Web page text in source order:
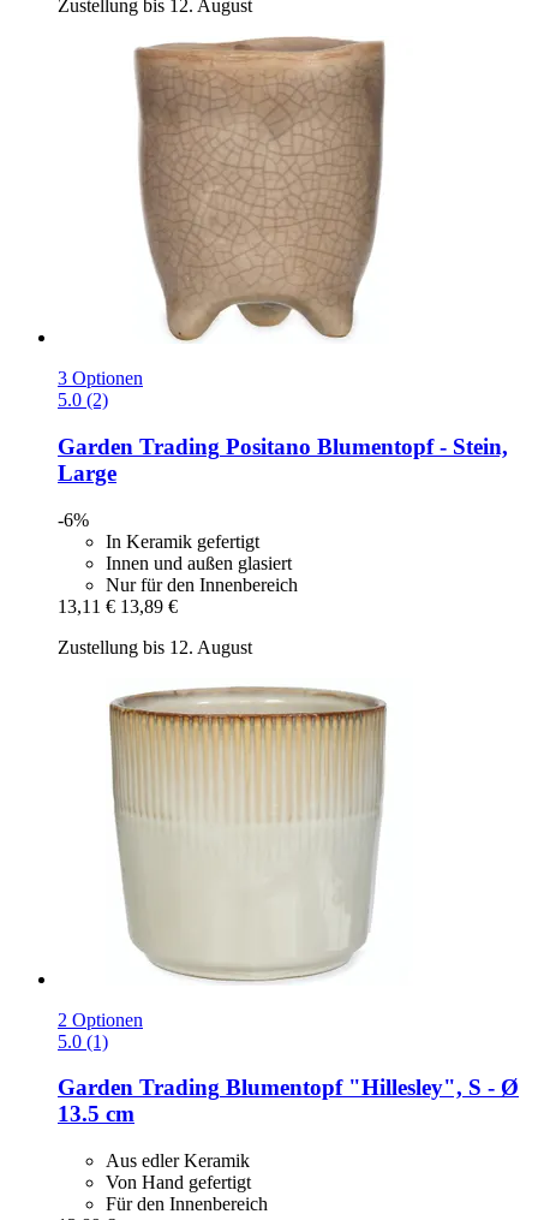
Zustellung bis 12. August
3 Optionen
5.0 (2)
Garden Trading Positano Blumentopf -​ Stein,
Large
-6%
In Keramik gefertigt
Innen und außen glasiert
Nur für den Innenbereich
13,11 € 13,89 €
Zustellung bis 12. August
2 Optionen
5.0 (1)
Garden Trading Blumentopf "Hillesley", S -​ Ø
13.5 cm
Aus edler Keramik
Von Hand gefertigt
Für den Innenbereich